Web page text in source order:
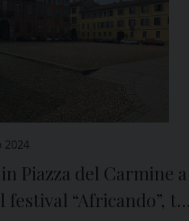
2024
Piazza del Carmine a
festival “Africando”, tra